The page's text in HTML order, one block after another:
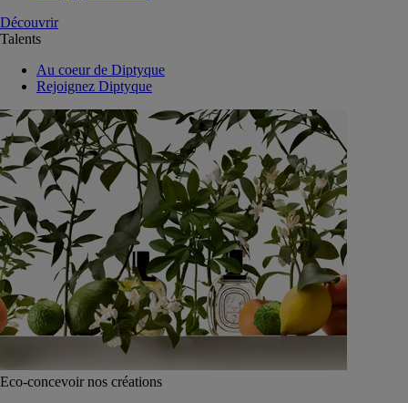
Découvrir
Talents
Au coeur de Diptyque
Rejoignez Diptyque
Eco-concevoir nos créations